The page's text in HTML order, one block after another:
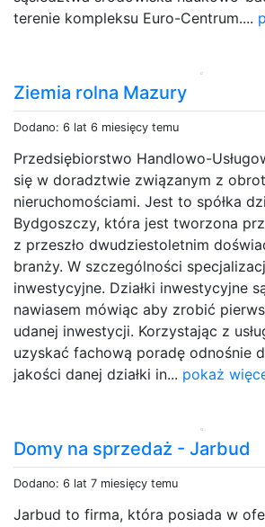
terenie kompleksu Euro-Centrum....
Ziemia rolna Mazury
Dodano: 6 lat 6 miesięcy temu
Przedsiębiorstwo Handlowo-
się w doradztwie związanym z
nieruchomościami. Jest to spółka
Bydgoszczy, która jest tworzona
z przeszło dwudziestoletnim
branży. W szczególności
inwestycyjne. Działki inwestycyjne
nawiasem mówiąc aby zrobić
udanej inwestycji. Korzystając z
uzyskać fachową poradę odnośnie
jakości danej działki in... pokaż
Domy na sprzedaż - Jarbud
Dodano: 6 lat 7 miesięcy temu
Jarbud to firma, która posiada w